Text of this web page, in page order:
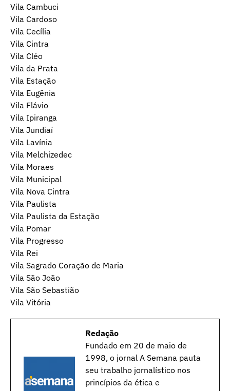
Vila Cambuci
Vila Cardoso
Vila Cecília
Vila Cintra
Vila Cléo
Vila da Prata
Vila Estação
Vila Eugênia
Vila Flávio
Vila Ipiranga
Vila Jundiaí
Vila Lavínia
Vila Melchizedec
Vila Moraes
Vila Municipal
Vila Nova Cintra
Vila Paulista
Vila Paulista da Estação
Vila Pomar
Vila Progresso
Vila Rei
Vila Sagrado Coração de Maria
Vila São João
Vila São Sebastião
Vila Vitória
Redação
Fundado em 20 de maio de
1998, o jornal A Semana pauta
seu trabalho jornalístico nos
princípios da ética e